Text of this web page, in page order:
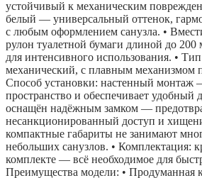
устойчивый к механическим
белый — универсальный оттенок,
с любым оформлением санузла. •
рулон туалетной бумаги длиной до
для интенсивного использования. •
механический, с плавным механизмом
Способ установки: настенный монтаж
пространство и обеспечивает удобный
оснащён надёжным замком —
несанкционированный доступ и
компактные габариты не занимают
небольших санузлов. • Комплектация:
комплекте — всё необходимое для
Преимущества модели: • Продуманная